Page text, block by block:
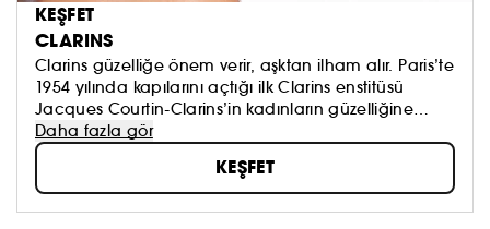
KEŞFET
CLARINS
Clarins güzelliğe önem verir, aşktan ilham alır. Paris’te
1954 yılında kapılarını açtığı ilk Clarins enstitüsü
Jacques Courtin-Clarins’in kadınların güzelliğine
duyduğu aşk ve saygıdan doğmuştur. Lüks segment
Cilt bakımı kategorisinde Avrupa’nın 1 numaralı
markası olan Clarins, kadınlara doğanın en iyisini, en
değerli içeriklerini sunmak için durmadan
çalışmaktadır.
Daha fazla gör
KEŞFET